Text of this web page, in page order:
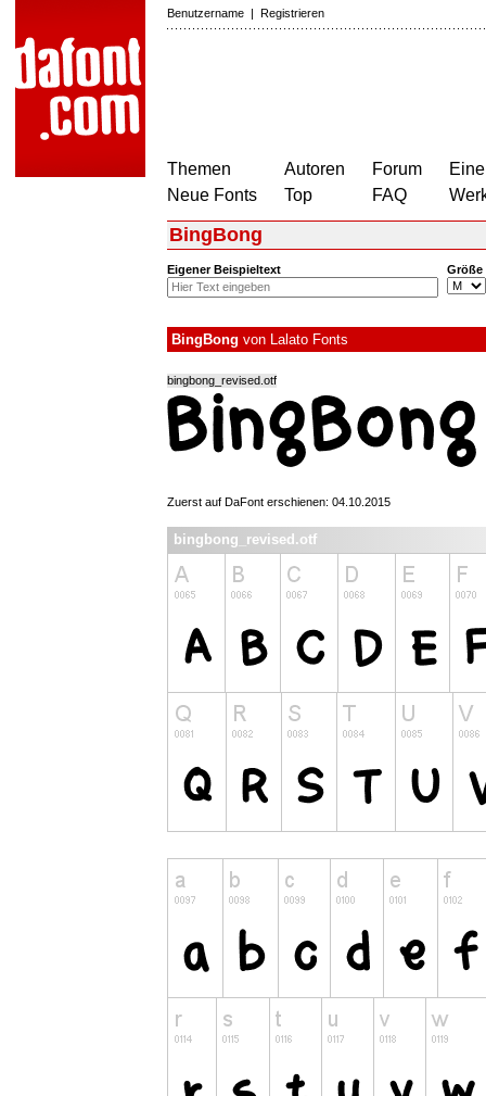
Benutzername | Registrieren
Themen
Neue Fonts
Autoren
Top
Forum
FAQ
BingBong
Eigener Beispieltext Größe
BingBong von Lalato Fonts
bingbong_revised.otf
Zuerst auf DaFont erschienen: 04.10.2015
bingbong_revised.otf